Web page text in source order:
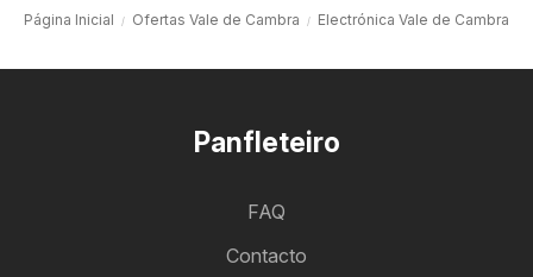
Página Inicial Ofertas Vale de Cambra Electrónica Vale de Cambra
Panfleteiro
FAQ
Contacto